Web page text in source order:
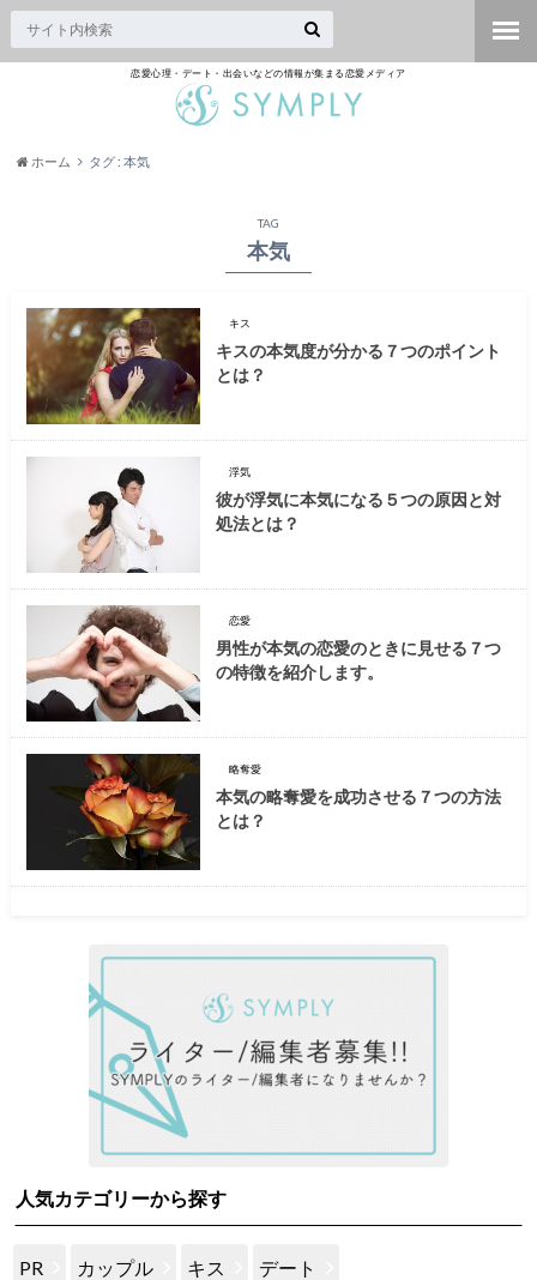
恋愛心理・デート・出会いなどの情報が集まる恋愛メディア
ホーム タグ : 本気
TAG
本気
キス
キスの本気度が分かる７つのポイント
とは？
浮気
彼が浮気に本気になる５つの原因と対
処法とは？
恋愛
男性が本気の恋愛のときに見せる７つ
の特徴を紹介します。
略奪愛
本気の略奪愛を成功させる７つの方法
とは？
人気カテゴリーから探す
PR カップル キス デート